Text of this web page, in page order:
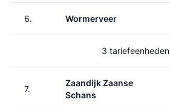
6. Wormerveer
3 tariefeenheden
7.
Zaandijk Zaanse
Schans